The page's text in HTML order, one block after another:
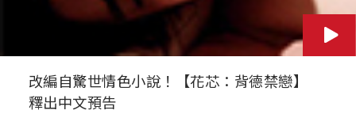
改編自驚世情色小說！【花芯：背德禁戀】
釋出中文預告